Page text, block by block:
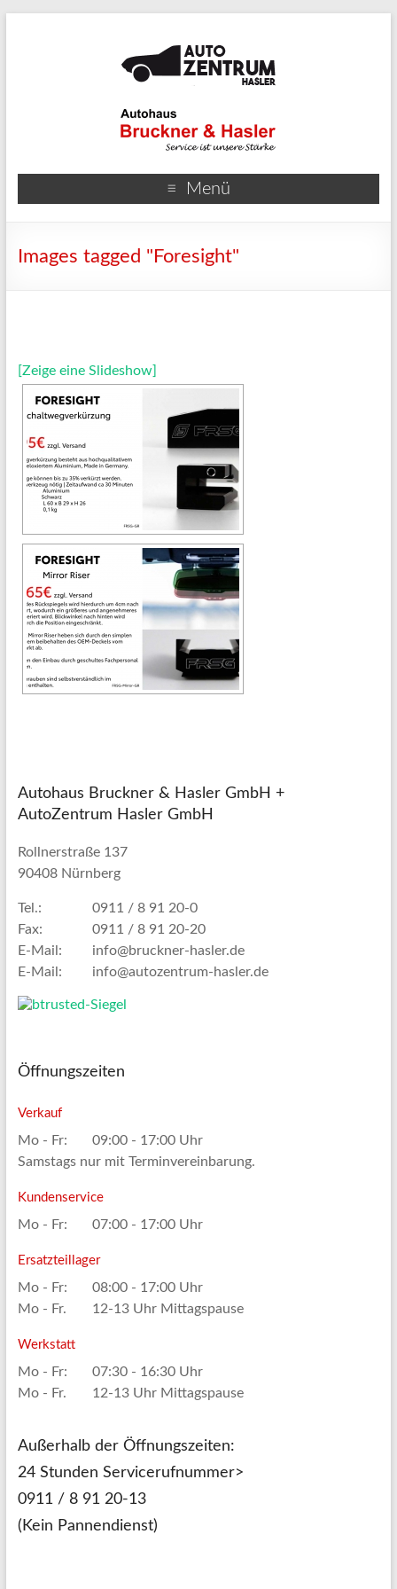
Menü
Images tagged "Foresight"
[Zeige eine Slideshow]
Autohaus Bruckner & Hasler GmbH +
AutoZentrum Hasler GmbH
Rollnerstraße 137
90408 Nürnberg
Tel.:
0911 / 8 91 20-0
Fax:
0911 / 8 91 20-20
E-Mail:
info@bruckner-hasler.de
E-Mail:
info@autozentrum-hasler.de
Öffnungszeiten
Verkauf
Mo - Fr:
09:00 - 17:00 Uhr
Samstags nur mit Terminvereinbarung.
Kundenservice
Mo - Fr: 07:00 - 17:00 Uhr
Ersatzteillager
Mo - Fr:
08:00 - 17:00 Uhr
Mo - Fr.
12-13 Uhr Mittagspause
Werkstatt
Mo - Fr:
07:30 - 16:30 Uhr
Mo - Fr.
12-13 Uhr Mittagspause
Außerhalb der Öffnungszeiten:
24 Stunden Servicerufnummer>
0911 / 8 91 20-13
(Kein Pannendienst)